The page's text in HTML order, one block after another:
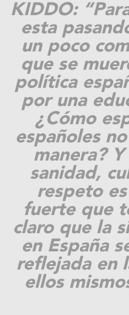
KIDDO:
esta
un poco
que se
política
por una
¿Cómo
españoles
manera?
sanidad,
respeto
fuerte que
claro que la
en España
reflejada en
ellos